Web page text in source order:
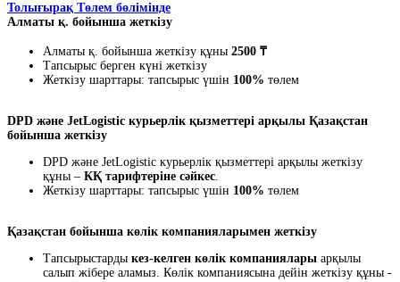
Толығырақ Төлем бөлімінде
Алматы қ. бойынша жеткізу
Алматы қ. бойынша жеткізу құны 2500 ₸
Тапсырыс берген күні жеткізу
Жеткізу шарттары: тапсырыс үшін 100% төлем
DPD және JetLogistic курьерлік қызметтері арқылы Қазақстан
бойынша жеткізу
DPD және JetLogistic курьерлік қызметтері арқылы жеткізу
құны – КҚ тарифтеріне сәйкес.
Жеткізу шарттары: тапсырыс үшін 100% төлем
Қазақстан бойынша көлік компанияларымен жеткізу
Тапсырыстарды кез-келген көлік компаниялары арқылы
салып жібере аламыз. Көлік компаниясына дейін жеткізу құны -